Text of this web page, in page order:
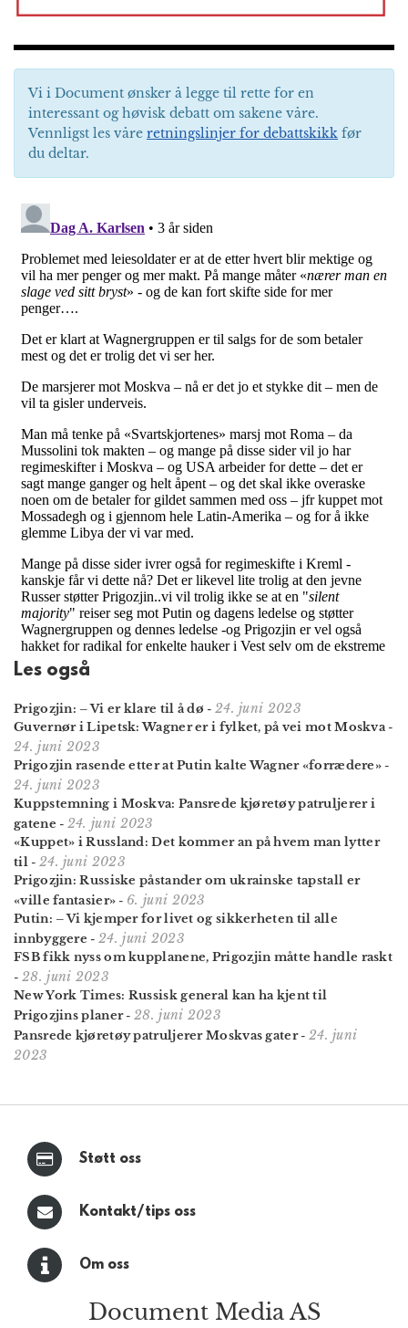
Vi i Document ønsker å legge til rette for en
interessant og høvisk debatt om sakene våre.
Vennligst les våre retningslinjer for debattskikk før
du deltar.
Les også
Prigozjin: – Vi er klare til å dø - 24. juni 2023
Guvernør i Lipetsk: Wagner er i fylket, på vei mot Moskva -
24. juni 2023
Prigozjin rasende etter at Putin kalte Wagner «forrædere» -
24. juni 2023
Kuppstemning i Moskva: Pansrede kjøretøy patruljerer i
gatene - 24. juni 2023
«Kuppet» i Russland: Det kommer an på hvem man lytter
til- 24. juni 2023
Prigozjin: Russiske påstander om ukrainske tapstall er
«ville fantasier» - 6. juni 2023
Putin: – Vi kjemper for livet og sikkerheten til alle
innbyggere -24. juni 2023
FSB fikk nyss om kupplanene, Prigozjin måtte handle raskt
- 28. juni 2023
New York Times: Russisk general kan ha kjent til
Prigozjins planer-28. juni 2023
Pansrede kjøretøy patruljerer Moskvas gater- 24. juni
2023
Støtt oss
Kontakt/tips oss
Om oss
Document Media AS